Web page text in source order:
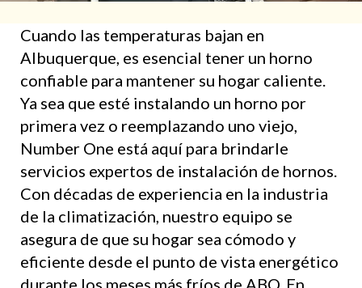
Cuando las temperaturas bajan en
Albuquerque, es esencial tener un horno
confiable para mantener su hogar caliente.
Ya sea que esté instalando un horno por
primera vez o reemplazando uno viejo,
Number One está aquí para brindarle
servicios expertos de instalación de hornos.
Con décadas de experiencia en la industria
de la climatización, nuestro equipo se
asegura de que su hogar sea cómodo y
eficiente desde el punto de vista energético